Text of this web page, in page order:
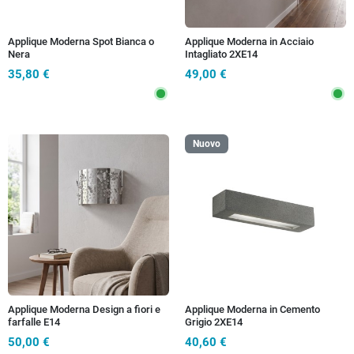
Applique Moderna Spot Bianca o
Nera
35,80 €
Applique Moderna in Acciaio
Intagliato 2XE14
49,00 €
Applique Moderna Design a fiori e
farfalle E14
50,00 €
Nuovo
Applique Moderna in Cemento
Grigio 2XE14
40,60 €